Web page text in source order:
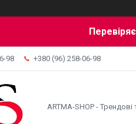
98 +380 (96) 258-06-98
ARTMA-SHOP - Трендові